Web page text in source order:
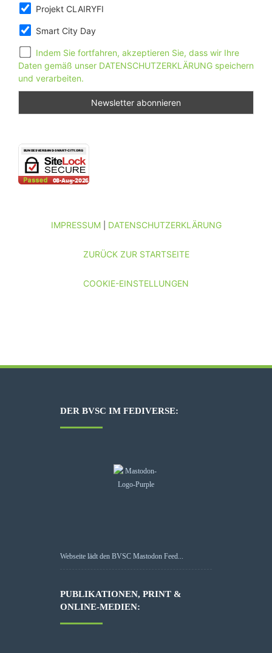
Projekt CLAIRYFI
Smart City Day
Indem Sie fortfahren, akzeptieren Sie, dass wir Ihre
Daten gemäß unser DATENSCHUTZERKLÄRUNG speichern
und verarbeiten.
IMPRESSUM| DATENSCHUTZERKLÄRUNG
ZURÜCK ZUR STARTSEITE
COOKIE-EINSTELLUNGEN
DER BVSC IM FEDIVERSE:
Webseite lädt den BVSC Mastodon Feed...
PUBLIKATIONEN, PRINT &
ONLINE-MEDIEN: